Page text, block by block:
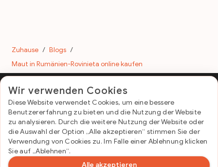
Zuhause / Blogs /
Maut in Rumänien-Rovinieta online kaufen
E-Vignette Romania
Nützliche Links
Kontakt und FAQ
Datenschutzrichtlinie
Geschäftsbedingungen
Validierungszeiträume und Fahrzeugtypen
Wir verwenden Cookies
Diese Website verwendet Cookies, um eine bessere
Benutzererfahrung zu bieten und die Nutzung der Website
zu analysieren. Durch die weitere Nutzung der Website oder
die Auswahl der Option „Alle akzeptieren“ stimmen Sie der
Verwendung von Cookies zu. Im Falle einer Ablehnung klicken
Sie auf „Ablehnen“.
Alle akzeptieren